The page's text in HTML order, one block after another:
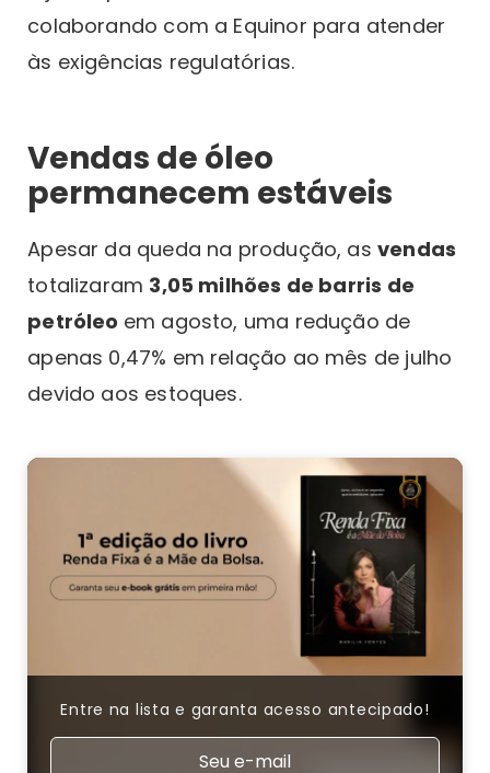
colaborando com a Equinor para atender
às exigências regulatórias.
Vendas de óleo
permanecem estáveis
Apesar da queda na produção, as vendas
totalizaram 3,05 milhões de barris de
petróleo em agosto, uma redução de
apenas 0,47% em relação ao mês de julho
devido aos estoques.
Entre na lista e garanta acesso antecipado!